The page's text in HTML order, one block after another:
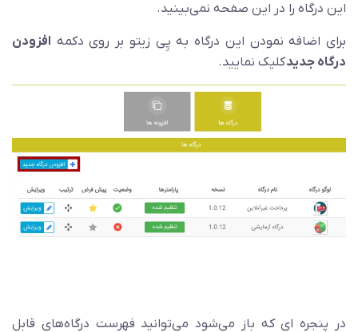
این درگاه را در این صفحه نمی‌بینید.
برای اضافه نمودن این درگاه به پِی زیتو بر روی دکمه افزودن
درگاه جدیدکلیک نمایید.
در پنجره ای که باز می‌شود می‌توانید فهرست درگاه‌های قابل